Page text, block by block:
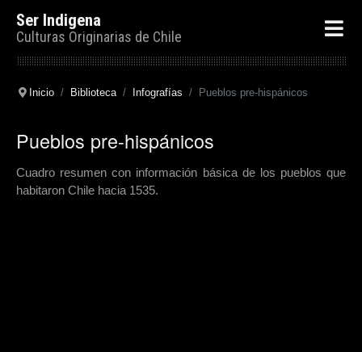
Ser Indigena
Culturas Originarias de Chile
Inicio Biblioteca Infografías Pueblos pre-hispánicos
Pueblos pre-hispánicos
Cuadro resumen con información básica de los pueblos que
habitaron Chile hacia 1535.